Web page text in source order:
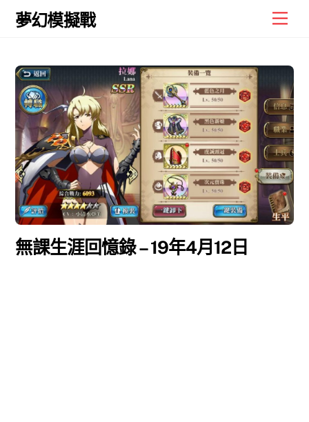
Skip
夢幻模擬戰
無課生涯回憶錄 – 19年4月12日